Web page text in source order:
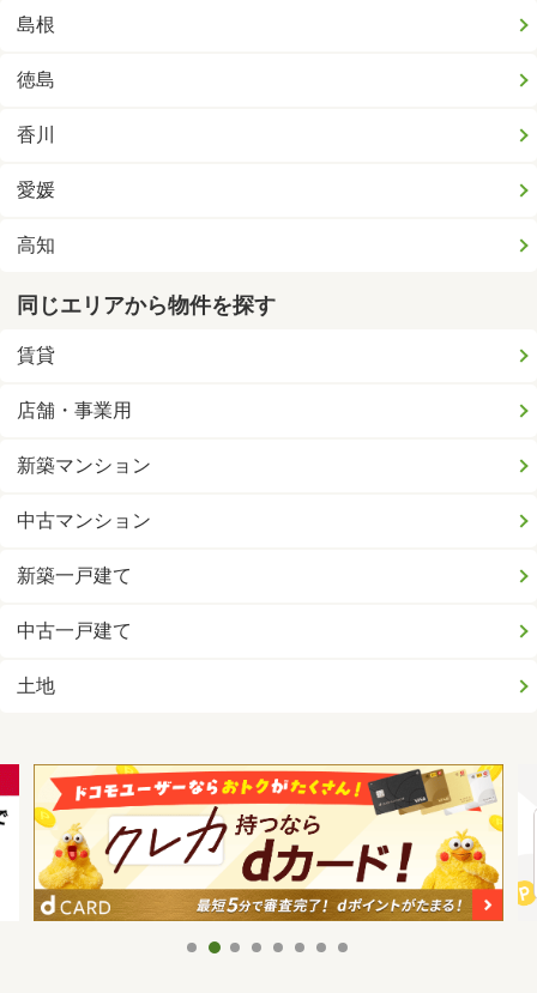
島根
徳島
香川
愛媛
高知
同じエリアから物件を探す
賃貸
店舗・事業用
新築マンション
中古マンション
新築一戸建て
中古一戸建て
土地